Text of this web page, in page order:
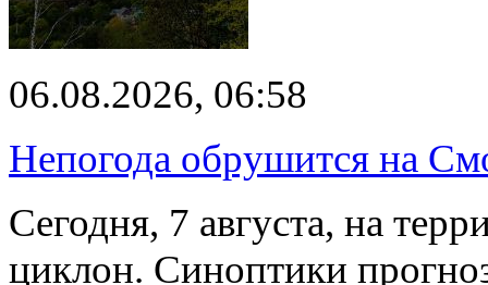
06.08.2026, 06:58
Непогода обрушится на
Сегодня, 7 августа, на
циклон. Синоптики